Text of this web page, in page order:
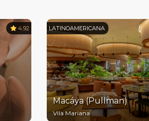
4.92 LATINOAMERICANA
Macáya (Pullman)
Vila Mariana